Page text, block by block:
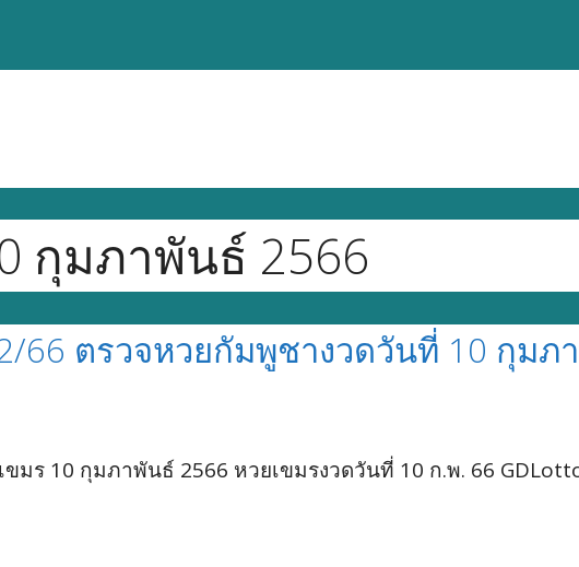
กุมภาพันธ์ 2566
66 ตรวจหวยกัมพูชางวดวันที่ 10 กุมภ
ขมร 10 กุมภาพันธ์ 2566 หวยเขมรงวดวันที่ 10 ก.พ. 66